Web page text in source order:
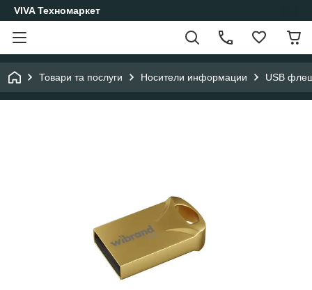
VIVA Техномаркет
Товари та послуги Носители информации USB